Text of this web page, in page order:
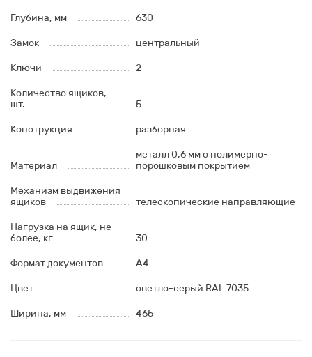
Глубина, мм 630
Замок центральный
Ключи 2
Количество ящиков,
шт.
5
Конструкция разборная
Материал
металл 0,6 мм с полимерно-
порошковым покрытием
Механизм выдвижения
ящиков
телескопические направляющие
Нагрузка на ящик, не
более, кг
30
Формат документов А4
Цвет светло-серый RAL 7035
Ширина, мм 465